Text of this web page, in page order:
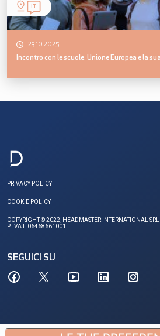
IT
23.10.2025
Incontro con le scuole: Unione Europea e la
PRIVACY POLICY
COOKIE POLICY
COPYRIGHT © 2022, HEADMASTER INTERNATIONAL SRL
P. IVA IT06468661001
SEGUICI SU